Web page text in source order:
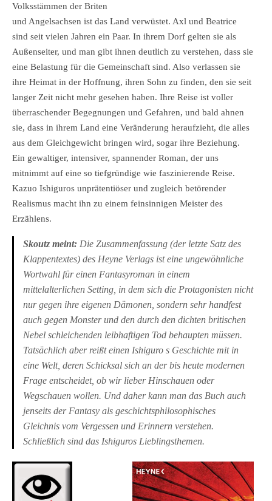
Volksstämmen der Briten
und Angelsachsen ist das Land verwüstet. Axl und Beatrice
sind seit vielen Jahren ein Paar. In ihrem Dorf gelten sie als
Außenseiter, und man gibt ihnen deutlich zu verstehen, dass sie
eine Belastung für die Gemeinschaft sind. Also verlassen sie
ihre Heimat in der Hoffnung, ihren Sohn zu finden, den sie seit
langer Zeit nicht mehr gesehen haben. Ihre Reise ist voller
überraschender Begegnungen und Gefahren, und bald ahnen
sie, dass in ihrem Land eine Veränderung heraufzieht, die alles
aus dem Gleichgewicht bringen wird, sogar ihre Beziehung.
Ein gewaltiger, intensiver, spannender Roman, der uns
mitnimmt auf eine so tiefgründige wie faszinierende Reise.
Kazuo Ishiguros unprätentiöser und zugleich betörender
Realismus macht ihn zu einem feinsinnigen Meister des
Erzählens.
Skoutz meint: Die Zusammenfassung (der letzte Satz des
Klappentextes) des Heyne Verlags ist eine ungewöhnliche
Wortwahl für einen Fantasyroman in einem
mittelalterlichen Setting, in dem sich die Protagonisten nicht
nur gegen ihre eigenen Dämonen, sondern sehr handfest
auch gegen Monster und den durch den dichten britischen
Nebel schleichenden leibhaftigen Tod behaupten müssen.
Tatsächlich aber reißt einen Ishiguro s Geschichte mit in
eine Welt, deren Schicksal sich an der bis heute modernen
Frage entscheidet, ob wir lieber Hinschauen oder
Wegschauen wollen. Und daher kann man das Buch auch
jenseits der Fantasy als geschichtsphilosophisches
Gleichnis vom Vergessen und Erinnern verstehen.
Schließlich sind das Ishiguros Lieblingsthemen.